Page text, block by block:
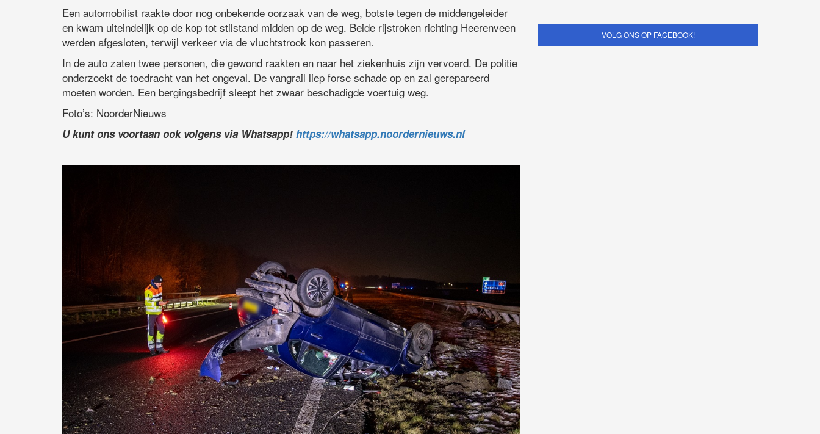
Een automobilist raakte door nog onbekende oorzaak van de weg, botste tegen de middengeleider
en kwam uiteindelijk op de kop tot stilstand midden op de weg. Beide rijstroken richting Heerenveen
werden afgesloten, terwijl verkeer via de vluchtstrook kon passeren.
In de auto zaten twee personen, die gewond raakten en naar het ziekenhuis zijn vervoerd. De politie
onderzoekt de toedracht van het ongeval. De vangrail liep forse schade op en zal gerepareerd
moeten worden. Een bergingsbedrijf sleept het zwaar beschadigde voertuig weg.
Foto’s: NoorderNieuws
U kunt ons voortaan ook volgens via Whatsapp! https://whatsapp.noordernieuws.nl
VOLG ONS OP FACEBOOK!